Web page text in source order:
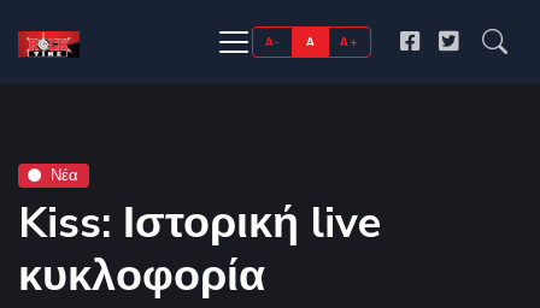
A- A A+
Νέα
Kiss: Ιστορική live
κυκλοφορία